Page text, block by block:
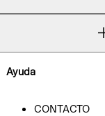
Ayuda
CONTACTO